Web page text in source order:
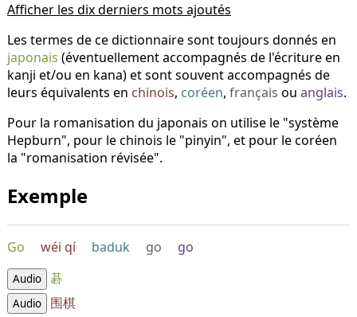
Afficher les dix derniers mots ajoutés
Les termes de ce dictionnaire sont toujours donnés en
japonais (éventuellement accompagnés de l'écriture en
kanji et/ou en kana) et sont souvent accompagnés de
leurs équivalents en chinois, coréen, français ou anglais.
Pour la romanisation du japonais on utilise le "système
Hepburn", pour le chinois le "pinyin", et pour le coréen
la "romanisation révisée".
Exemple
Go wéi qí baduk go go
Audio 碁
Audio 围棋